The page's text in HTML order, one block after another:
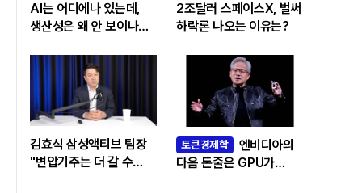
AI는 어디에나 있는데,
생산성은 왜 안 보이나…
‘솔로우 패러독스’
2조달러 스페이스X, 벌써
하락론 나오는 이유는?
김효식 삼성액티브 팀장
"변압기주는 더 갈 수
토큰경제학
엔비디아의
다음 돈줄은 GPU가